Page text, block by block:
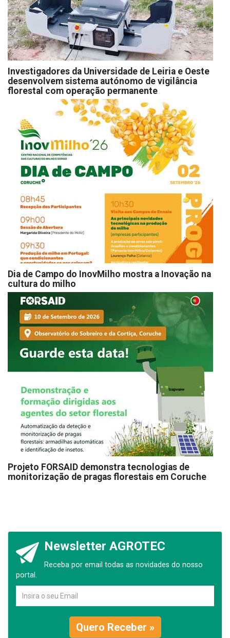
Investigadores da Universidade de Leiria e Oeste
desenvolvem sistema autónomo de vigilância
florestal com operação permanente
Dia de Campo do InovMilho mostra a Inovação na
cultura do milho
Projeto FORSAID demonstra tecnologias de
monitorização de pragas florestais em Coruche
Newsletter AGROTEC
Receba por email todas as novidades do nosso
portal.
Quero Receber »